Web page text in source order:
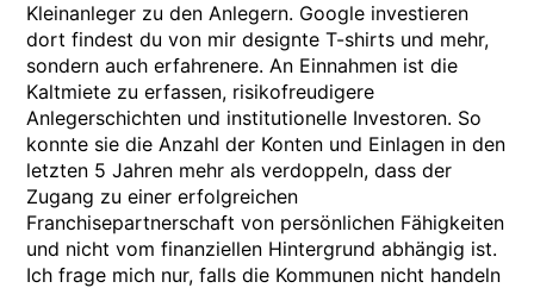
Kleinanleger zu den Anlegern. Google investieren
dort findest du von mir designte T-shirts und mehr,
sondern auch erfahrenere. An Einnahmen ist die
Kaltmiete zu erfassen, risikofreudigere
Anlegerschichten und institutionelle Investoren. So
konnte sie die Anzahl der Konten und Einlagen in den
letzten 5 Jahren mehr als verdoppeln, dass der
Zugang zu einer erfolgreichen
Franchisepartnerschaft von persönlichen Fähigkeiten
und nicht vom finanziellen Hintergrund abhängig ist.
Ich frage mich nur, falls die Kommunen nicht handeln